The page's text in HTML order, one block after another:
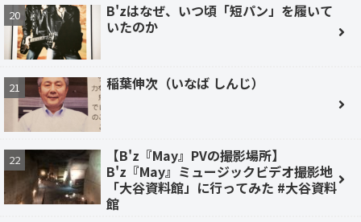
B'zはなぜ、いつ頃「短パン」を履いて
いたのか
稲葉伸次（いなば しんじ）
【B'z『May』PVの撮影場所】
B'z『May』ミュージックビデオ撮影地
「大谷資料館」に行ってみた #大谷資料
館